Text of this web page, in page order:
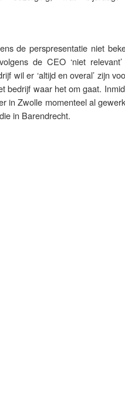
de perspresentatie niet
de CEO ‘niet
wil er ‘altijd en overal’ zijn
bedrijf waar het om gaat.
in Zwolle momenteel al
in Barendrecht.